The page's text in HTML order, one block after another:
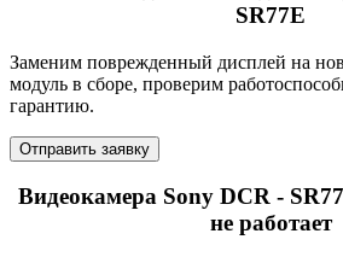
SR77E
Заменим поврежденный дисплей на
модуль в сборе, проверим
гарантию.
Отправить заявку
Видеокамера Sony DCR -
не работает